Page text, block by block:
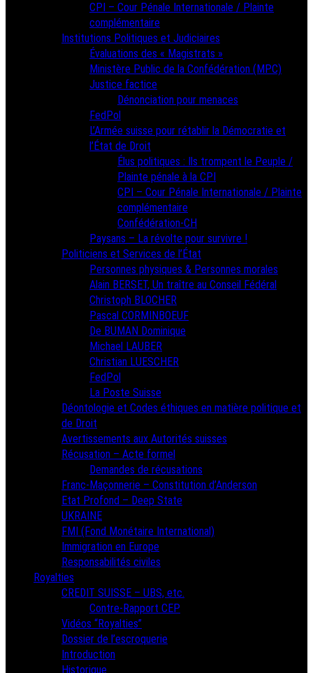
CPI – Cour Pénale Internationale / Plainte
complémentaire
Institutions Politiques et Judiciaires
Évaluations des « Magistrats »
Ministère Public de la Confédération (MPC)
Justice factice
Dénonciation pour menaces
FedPol
L’Armée suisse pour rétablir la Démocratie et
l’État de Droit
Élus politiques : Ils trompent le Peuple /
Plainte pénale à la CPI
CPI – Cour Pénale Internationale / Plainte
complémentaire
Confédération-CH
Paysans – La révolte pour survivre !
Politiciens et Services de l’État
Personnes physiques & Personnes morales
Alain BERSET, Un traître au Conseil Fédéral
Christoph BLOCHER
Pascal CORMINBOEUF
De BUMAN Dominique
Michael LAUBER
Christian LUESCHER
FedPol
La Poste Suisse
Déontologie et Codes éthiques en matière politique et
de Droit
Avertissements aux Autorités suisses
Récusation – Acte formel
Demandes de récusations
Franc-Maçonnerie – Constitution d’Anderson
Etat Profond – Deep State
UKRAINE
FMI (Fond Monétaire International)
Immigration en Europe
Responsabilités civiles
Royalties
CREDIT SUISSE – UBS, etc.
Contre-Rapport CEP
Vidéos “Royalties”
Dossier de l’escroquerie
Introduction
Historique